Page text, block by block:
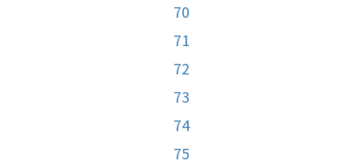
70
71
72
73
74
75